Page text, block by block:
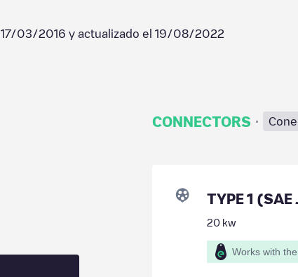
17/03/2016 y actualizado el 19/08/2022
CONNECTORS ·
TYPE 1 (SAE
20kw
Works with